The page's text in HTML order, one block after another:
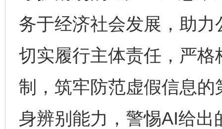
务于经济社会发展，助
切实履行主体责任，严
制，筑牢防范虚假信息
身辨别能力，警惕AI给
完善运行机制助力责任有效落实 一纸欠